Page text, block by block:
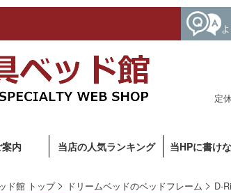
定
内 当店の人気ランキング 当HPに書け
ド館 トップ ドリームベッドのベッドフレーム D-